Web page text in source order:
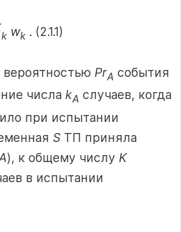
k wk . (2.1.1)
PrA события
числа kA случаев, когда
при испытании
S ТП приняла
), к общему числу K
в испытании